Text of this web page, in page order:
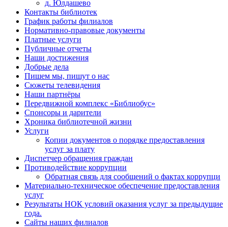
д. Юлдашево
Контакты библиотек
График работы филиалов
Нормативно-правовые документы
Платные услуги
Публичные отчеты
Наши достижения
Добрые дела
Пишем мы, пишут о нас
Сюжеты телевидения
Наши партнёры
Передвижной комплекс «Библиобус»
Спонсоры и дарители
Хроника библиотечной жизни
Услуги
Копии документов о порядке предоставления
услуг за плату
Диспетчер обращения граждан
Противодействие коррупции
Обратная связь для сообщений о фактах коррупци
Материально-техническое обеспечение предоставления
услуг
Результаты НОК условий оказания услуг за предыдущие
года.
Сайты наших филиалов